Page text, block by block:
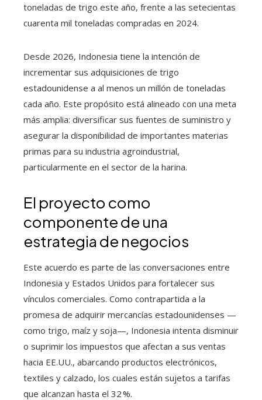
toneladas de trigo este año, frente a las setecientas
cuarenta mil toneladas compradas en 2024.
Desde 2026, Indonesia tiene la intención de
incrementar sus adquisiciones de trigo
estadounidense a al menos un millón de toneladas
cada año. Este propósito está alineado con una meta
más amplia: diversificar sus fuentes de suministro y
asegurar la disponibilidad de importantes materias
primas para su industria agroindustrial,
particularmente en el sector de la harina.
El proyecto como
componente de una
estrategia de negocios
Este acuerdo es parte de las conversaciones entre
Indonesia y Estados Unidos para fortalecer sus
vínculos comerciales. Como contrapartida a la
promesa de adquirir mercancías estadounidenses —
como trigo, maíz y soja—, Indonesia intenta disminuir
o suprimir los impuestos que afectan a sus ventas
hacia EE.UU., abarcando productos electrónicos,
textiles y calzado, los cuales están sujetos a tarifas
que alcanzan hasta el 32 %.